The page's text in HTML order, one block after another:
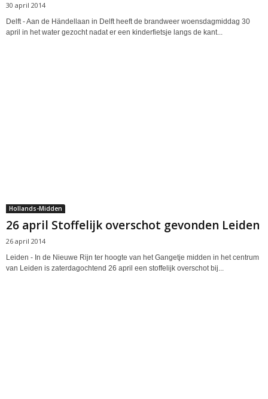
30 april 2014
Delft - Aan de Händellaan in Delft heeft de brandweer woensdagmiddag 30
april in het water gezocht nadat er een kinderfietsje langs de kant...
Hollands-Midden
26 april Stoffelijk overschot gevonden Leiden
26 april 2014
Leiden - In de Nieuwe Rijn ter hoogte van het Gangetje midden in het centrum
van Leiden is zaterdagochtend 26 april een stoffelijk overschot bij...